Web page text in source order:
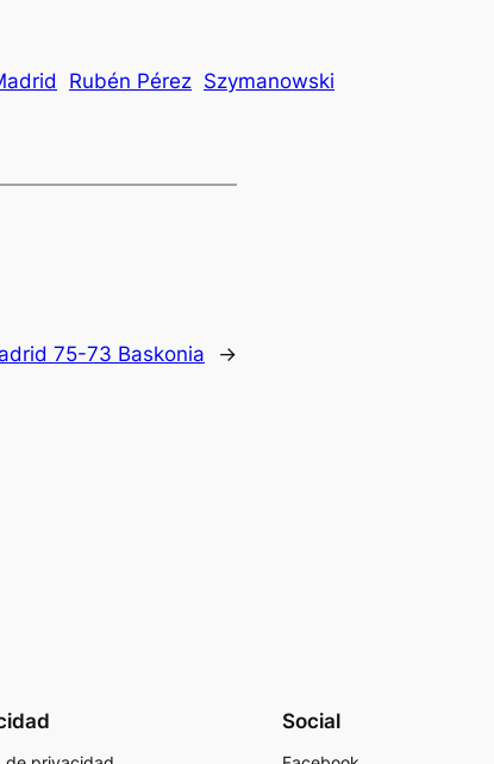
Rubén Pérez Szymanowski
75-73 Baskonia →
Social